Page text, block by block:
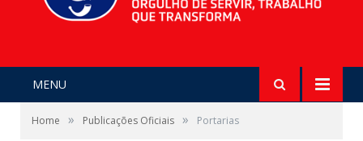
MENU
Home » Publicações Oficiais » Portarias